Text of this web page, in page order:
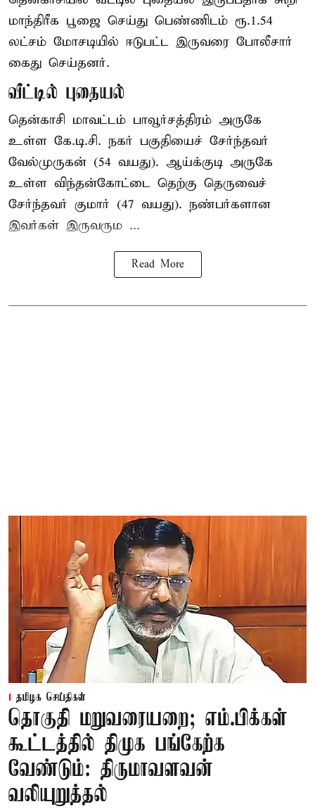
மாந்திரீக பூஜை செய்து பெண்ணிடம் ரூ.1.54
லட்சம் மோசடியில் ஈடுபட்ட இருவரை போலீசார்
கைது செய்தனர்.
வீட்டில் புதையல்
தென்காசி மாவட்டம் பாவூர்சத்திரம் அருகே
உள்ள கே.டி.சி. நகர் பகுதியைச் சேர்ந்தவர்
வேல்முருகன் (54 வயது). ஆய்க்குடி அருகே
உள்ள விந்தன்கோட்டை தெற்கு தெருவைச்
சேர்ந்தவர் குமார் (47 வயது). நண்பர்களான
இவர்கள் இருவரும ...
Read More
தமிழக செய்திகள்
தொகுதி மறுவரையறை; எம்.பிக்கள்
கூட்டத்தில் திமுக பங்கேற்க
வேண்டும்: திருமாவளவன்
வலியுறுத்தல்